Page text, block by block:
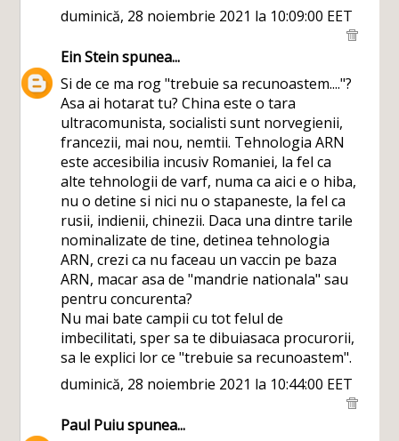
duminică, 28 noiembrie 2021 la 10:09:00 EET
Ein Steinspunea...
Si de ce ma rog "trebuie sa recunoastem...."?
Asa ai hotarat tu? China este o tara
ultracomunista, socialisti sunt norvegienii,
francezii, mai nou, nemtii. Tehnologia ARN
este accesibilia incusiv Romaniei, la fel ca
alte tehnologii de varf, numa ca aici e o hiba,
nu o detine si nici nu o stapaneste, la fel ca
rusii, indienii, chinezii. Daca una dintre tarile
nominalizate de tine, detinea tehnologia
ARN, crezi ca nu faceau un vaccin pe baza
ARN, macar asa de "mandrie nationala" sau
pentru concurenta?
Nu mai bate campii cu tot felul de
imbecilitati, sper sa te dibuiasaca procurorii,
sa le explici lor ce "trebuie sa recunoastem".
duminică, 28 noiembrie 2021 la 10:44:00 EET
Paul Puiuspunea...